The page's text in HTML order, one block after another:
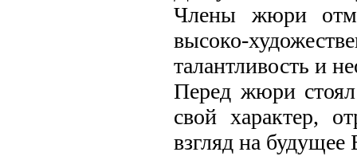
Члены жюри
высоко-
талантливость и
Перед жюри
свой характер,
взгляд на